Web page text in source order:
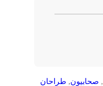
, صحابیون, طراحان